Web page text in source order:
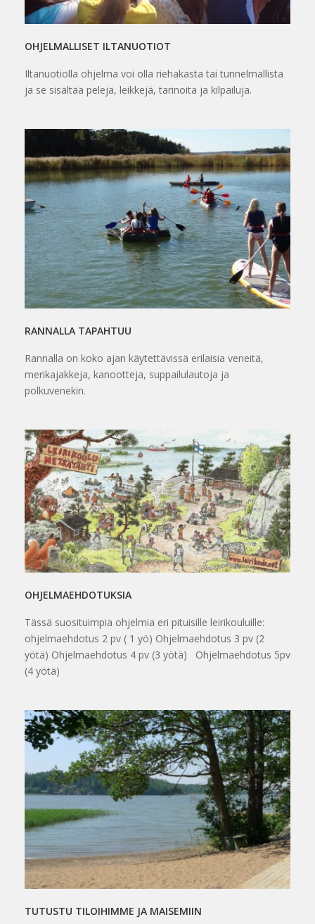
OHJELMALLISET ILTANUOTIOT
Iltanuotiolla ohjelma voi olla riehakasta tai tunnelmallista
ja se sisältää pelejä, leikkejä, tarinoita ja kilpailuja.
RANNALLA TAPAHTUU
Rannalla on koko ajan käytettävissä erilaisia veneitä,
merikajakkeja, kanootteja, suppailulautoja ja
polkuvenekin.
OHJELMAEHDOTUKSIA
Tässä suosituimpia ohjelmia eri pituisille leirikouluille:
ohjelmaehdotus 2 pv ( 1 yö) Ohjelmaehdotus 3 pv (2
yötä) Ohjelmaehdotus 4 pv (3 yötä) Ohjelmaehdotus 5pv
(4 yötä)
TUTUSTU TILOIHIMME JA MAISEMIIN